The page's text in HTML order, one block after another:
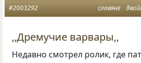
славяне
#2003292
,,Дремучие варвары,,
Недавно смотрел ролик, где